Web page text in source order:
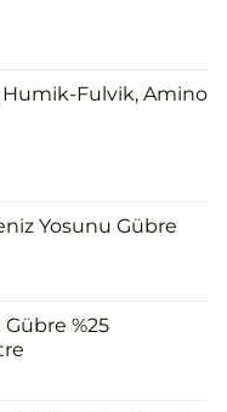
Humik-Fulvik, Amino
Yosunu Gübre
Gübre %25